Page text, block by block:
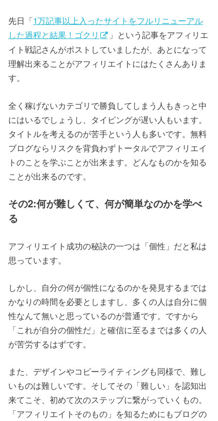
先日「1万記事以上入ったサイトをフルリニューアル
した過程と結果！ゴクリ
」という記事をアフィリエ
イト戦記さんがポストしていましたが、あとになって
理解出来ることがアフィリエイトにはたくさんありま
す。
全く稼げないカテゴリで勝負してしまう人もきっと中
にはいるでしょうし、タイピングが遅い人もいます。
タイトルを考えるのが苦手という人も多いです。無料
ブログならリスクを背負わずトータルでアフィリエイ
トのことを学ぶことが出来ます。どんなものかを知る
ことが出来るのです。
その2:何が難しくて、何が簡単なのかを学べ
る
アフィリエイト成功の秘訣の一つは「個性」だと私は
思っています。
しかし、自分の何が個性になるのかを発見するまでは
かなりの時間を必要としますし、多くの人は自分に個
性なんて無いと思っているのが普通です。ですから
「これが自分の個性だ」と確信に至るまでは多くの人
が苦労するはずです。
また、デザインやコピーライティングも同様で、難し
いものは難しいです。そしてその「難しい」を認知出
来てこそ、初めて次のステップに繋がっていくもの。
「アフィリエイトそのもの」を知るためにもブログの